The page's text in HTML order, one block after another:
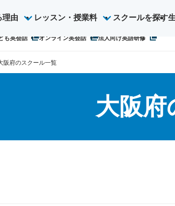
索
も英会話 オンライン英会話 法人向け英語研修
理由 レッスン・授業料 スクールを探す
阪府のスクール一覧
大阪府